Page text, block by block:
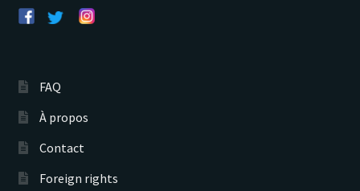
FAQ
À propos
Contact
Foreign rights